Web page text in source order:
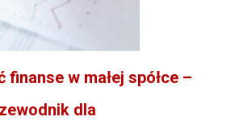
w małej spółce –
dla